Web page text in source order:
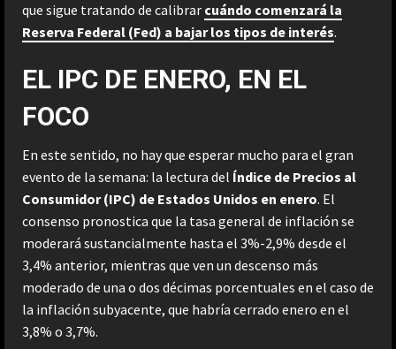
que sigue tratando de calibrar cuándo comenzará la
Reserva Federal (Fed) a bajar los tipos de interés.
EL IPC DE ENERO, EN EL
FOCO
En este sentido, no hay que esperar mucho para el gran
evento de la semana: la lectura del Índice de Precios al
Consumidor (IPC) de Estados Unidos en enero. El
consenso pronostica que la tasa general de inflación se
moderará sustancialmente hasta el 3%-2,9% desde el
3,4% anterior, mientras que ven un descenso más
moderado de una o dos décimas porcentuales en el caso de
la inflación subyacente, que habría cerrado enero en el
3,8% o 3,7%.